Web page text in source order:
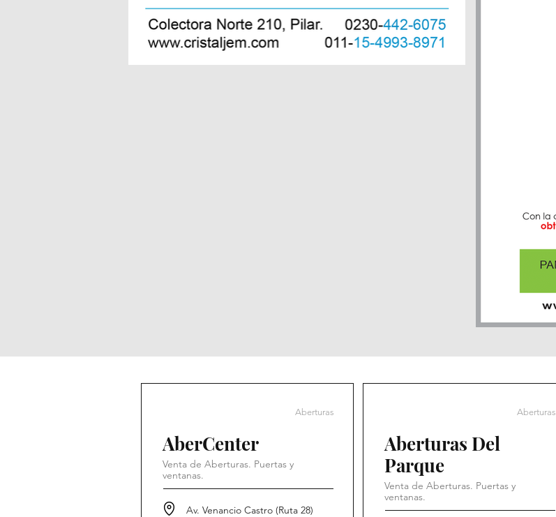
Aberturas
AberCenter
Venta de Aberturas. Puertas y
ventanas.
Av. Venancio Castro (Ruta 28)
Aberturas
Aberturas Del
Parque
Venta de Aberturas. Puertas y
ventanas.